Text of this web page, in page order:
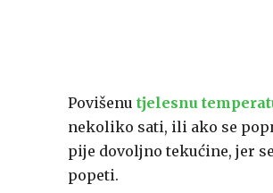
Povišenu tjelesnu
nekoliko sati, ili ako se
pije dovoljno tekućine, jer
popeti.